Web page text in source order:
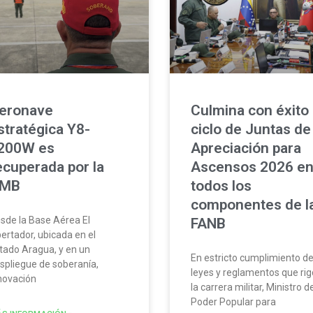
Y8-
es
por la
la Base Aérea El
ubicada en el
Aragua, y en un
de soberanía,
Culmina con éxito
ciclo de Juntas de
Apreciación para
Ascensos 2026 en
todos los
componentes de
FANB
En estricto cumplimiento
leyes y reglamentos que
la carrera militar, Ministro
Poder Popular para
e
e
e
e
e